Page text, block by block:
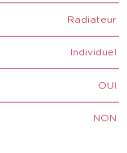
Radiateur
Individuel
OUI
NON